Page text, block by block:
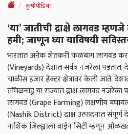
कृषीपीडिया
‘या’ जातीची द्राक्षे लागवड म्हणजे
हमी; जाणून घ्या याविषयी
भारतात अनेक शेतकरी फळबाग लागवड
(Vineyards) देशात सर्वत्र नजरेला पडतात.
चाळीस हजार हेक्टर क्षेत्रावर केली जाते.
तमिळनाडू या राज्यात द्राक्ष लागवड नजरेला
लागवड (Grape Farming) लक्षणीय
(Nashik District) द्राक्ष उत्पादनात
नाशिक जिल्ह्याला वाईन सिटी म्हणून